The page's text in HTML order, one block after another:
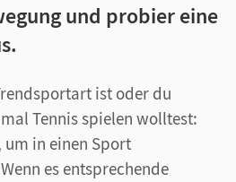
und probier eine
ist oder du
Tennis spielen wolltest:
um in einen Sport
es entsprechende